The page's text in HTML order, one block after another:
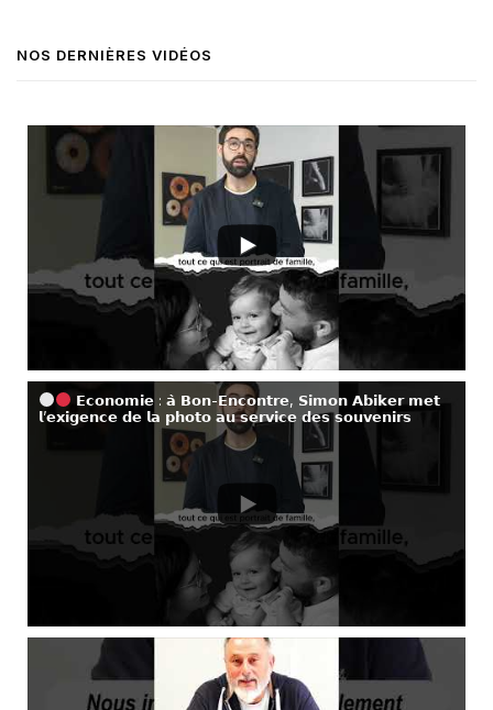
NOS DERNIÈRES VIDÉOS
𝗘𝗰𝗼𝗻𝗼𝗺𝗶𝗲 : 𝗮̀ 𝗕𝗼𝗻-𝗘𝗻𝗰𝗼𝗻𝘁𝗿𝗲, 𝗦𝗶𝗺𝗼𝗻 𝗔𝗯𝗶𝗸𝗲𝗿 𝗺𝗲𝘁
𝗹’𝗲𝘅𝗶𝗴𝗲𝗻𝗰𝗲 𝗱𝗲 𝗹𝗮 𝗽𝗵𝗼𝘁𝗼 𝗮𝘂 𝘀𝗲𝗿𝘃𝗶𝗰𝗲 𝗱𝗲𝘀 𝘀𝗼𝘂𝘃𝗲𝗻𝗶𝗿𝘀